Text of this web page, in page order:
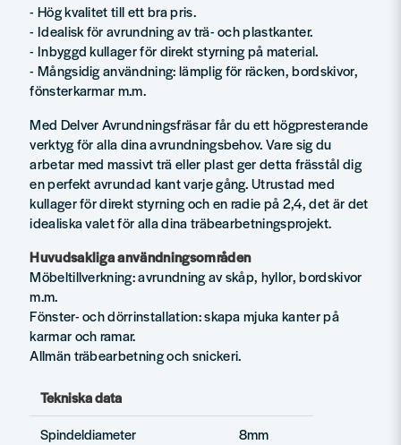
- Hög kvalitet till ett bra pris.
- Idealisk för avrundning av trä- och plastkanter.
- Inbyggd kullager för direkt styrning på material.
- Mångsidig användning: lämplig för räcken, bordskivor,
fönsterkarmar m.m.
Med Delver Avrundningsfräsar får du ett högpresterande
verktyg för alla dina avrundningsbehov. Vare sig du
arbetar med massivt trä eller plast ger detta frässtål dig
en perfekt avrundad kant varje gång. Utrustad med
kullager för direkt styrning och en radie på 2,4, det är det
idealiska valet för alla dina träbearbetningsprojekt.
Huvudsakliga användningsområden
Möbeltillverkning: avrundning av skåp, hyllor, bordskivor
m.m.
Fönster- och dörrinstallation: skapa mjuka kanter på
karmar och ramar.
Allmän träbearbetning och snickeri.
Tekniska data
Spindeldiameter
8mm